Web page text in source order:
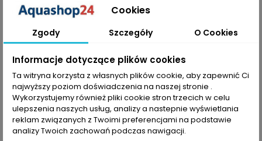
CHŁODZIARKA TECO TK 1000
(0)
Chłodziarka TECO TK 1000 zapewnia szybkie i efektywne
chłodzenie akwarium, oszczędza do 30% energii dzięki
tytanowemu wymiennikowi i utrzymuje optymalną
temperaturę wody. Idealnie współpracuje z popularnymi
filtrami do akwarium oraz innymi urządzeniami w kategorii
akwarystyka, zapewniając zdrowe środowisko dla ryb i roślin.
4 558,99 zł
 Dodaj do koszyka
Ostatnie sztuki w magazynie
Cookies
Zgody Szczegóły O Cookies
Informacje dotyczące plików cookies
Ta witryna korzysta z własnych plików cookie, aby zapewnić Ci
najwyższy poziom doświadczenia na naszej stronie .
Wykorzystujemy również pliki cookie stron trzecich w celu
ulepszenia naszych usług, analizy a nastepnie wyświetlania
reklam związanych z Twoimi preferencjami na podstawie
analizy Twoich zachowań podczas nawigacji.